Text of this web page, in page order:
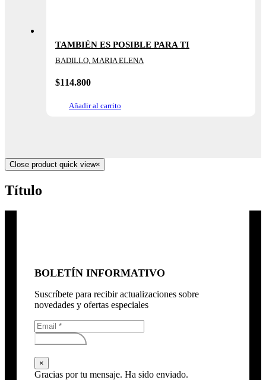
TAMBIÉN ES POSIBLE PARA TI
BADILLO, MARIA ELENA
$114.800
Añadir al carrito
Close product quick view×
Título
BOLETÍN INFORMATIVO
Suscríbete para recibir actualizaciones sobre
novedades y ofertas especiales
Subscribirse
×
Gracias por tu mensaje. Ha sido enviado.